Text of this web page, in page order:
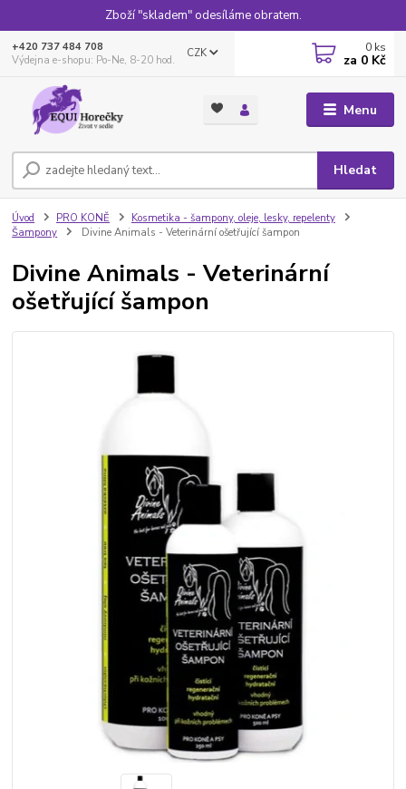
Zboží "skladem" odesíláme obratem.
Menu
CZK
Hledat
+420 737 484 708
Výdejna e-shopu: Po-Ne, 8-20 hod.
0 ks
za 0 Kč
Úvod PRO KONĚ
Kosmetika - šampony, oleje, lesky, repelenty
Šampony
Divine Animals - Veterinární ošetřující šampon
Divine Animals - Veterinární
ošetřující šampon